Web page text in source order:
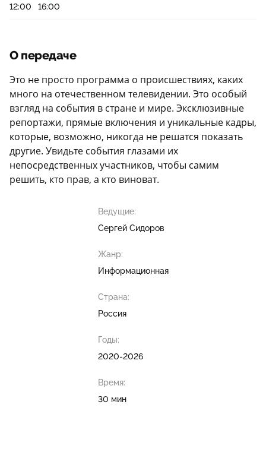
12:00
16:00
О передаче
Это не просто программа о происшествиях, каких
много на отечественном телевидении. Это особый
взгляд на события в стране и мире. Эксклюзивные
репортажи, прямые включения и уникальные кадры,
которые, возможно, никогда не решатся показать
другие. Увидьте события глазами их
непосредственных участников, чтобы самим
решить, кто прав, а кто виноват.
Ведущие:
Сергей Сидоров
Жанр:
Информационная
Страна:
Россия
Годы:
2020-2026
Время:
30 мин